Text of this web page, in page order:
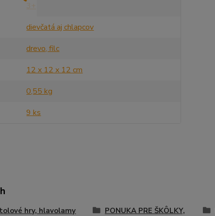
3+
dievčatá aj chlapcov
drevo, filc
12 x 12 x 12 cm
0,55 kg
9 ks
hry, hlavolamy
PONUKA PRE ŠKÔLKY,